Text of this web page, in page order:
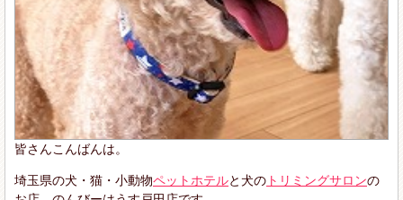
皆さんこんばんは。
埼玉県の犬・猫・小動物ペットホテルと犬の トリミングサロンの